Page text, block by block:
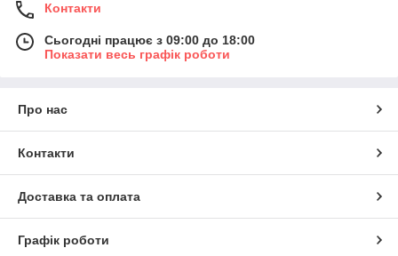
Контакти
Сьогодні працює з 09:00 до 18:00
Показати весь графік роботи
Про нас
Контакти
Доставка та оплата
Графік роботи